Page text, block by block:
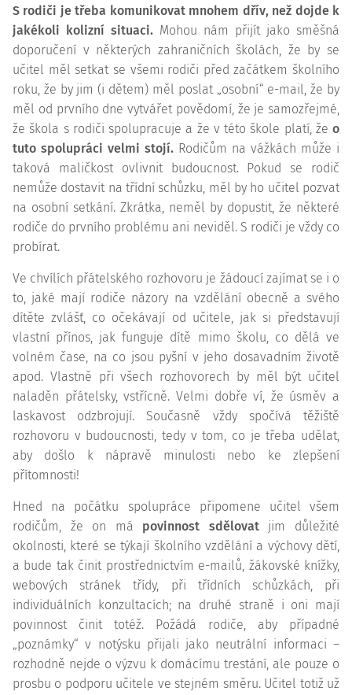
S rodiči je třeba komunikovat mnohem dřív, než dojde k
jakékoli kolizní situaci. Mohou nám přijít jako směšná
doporučení v některých zahraničních školách, že by se
učitel měl setkat se všemi rodiči před začátkem školního
roku, že by jim (i dětem) měl poslat „osobní“ e-mail, že by
měl od prvního dne vytvářet povědomí, že je samozřejmé,
že škola s rodiči spolupracuje a že v této škole platí, že o
tuto spolupráci velmi stojí. Rodičům na vážkách může i
taková maličkost ovlivnit budoucnost. Pokud se rodič
nemůže dostavit na třídní schůzku, měl by ho učitel pozvat
na osobní setkání. Zkrátka, neměl by dopustit, že některé
rodiče do prvního problému ani neviděl. S rodiči je vždy co
probírat.
Ve chvílích přátelského rozhovoru je žádoucí zajímat se i o
to, jaké mají rodiče názory na vzdělání obecně a svého
dítěte zvlášť, co očekávají od učitele, jak si představují
vlastní přínos, jak funguje dítě mimo školu, co dělá ve
volném čase, na co jsou pyšní v jeho dosavadním životě
apod. Vlastně při všech rozhovorech by měl být učitel
naladěn přátelsky, vstřícně. Velmi dobře ví, že úsměv a
laskavost odzbrojují. Současně vždy spočívá těžiště
rozhovoru v budoucnosti, tedy v tom, co je třeba udělat,
aby došlo k nápravě minulosti nebo ke zlepšení
přítomnosti!
Hned na počátku spolupráce připomene učitel všem
rodičům, že on má povinnost sdělovatjim důležité
okolnosti, které se týkají školního vzdělání a výchovy dětí,
a bude tak činit prostřednictvím e-mailů, žákovské knížky,
webových stránek třídy, při třídních schůzkách, při
individuálních konzultacích; na druhé straně i oni mají
povinnost činit totéž. Požádá rodiče, aby případné
„poznámky“ v notýsku přijali jako neutrální informaci –
rozhodně nejde o výzvu k domácímu trestání, ale pouze o
prosbu o podporu učitele ve stejném směru. Učitel totiž už